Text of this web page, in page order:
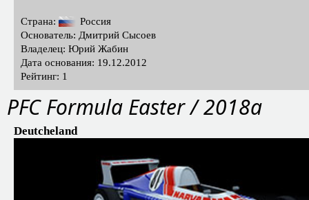
Страна:
Россия
Основатель: Дмитрий Сысоев
Владелец: Юрий Жабин
Дата основания: 19.12.2012
Рейтинг: 1
PFС Formula Easter / 2018a
Deutcheland